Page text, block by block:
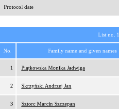
Protocol date
List no.
No. Family name and given names
1 Piątkowska Monika Jadwiga
2 Skrzyński Andrzej Jan
3 Sztorc Marcin Szczepan